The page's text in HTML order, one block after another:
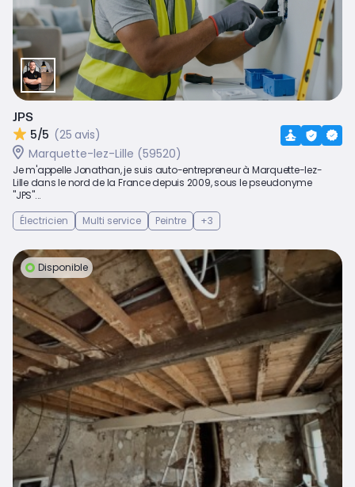
JPS
5/5 (25 avis)
Marquette-lez-Lille (59520)
Je m'appelle Jonathan, je suis auto-entrepreneur à Marquette-lez-
Lille dans le nord de la France depuis 2009, sous le pseudonyme
"JPS"...
Électricien
Multi service Peintre +3
Disponible